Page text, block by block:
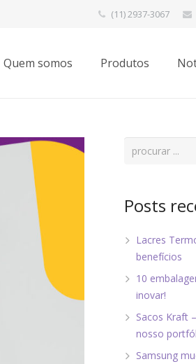
(11) 2937-3067
Quem somos Produtos
Posts
Lacres
benefícios
10
inovar!
Sacos Kraft
nosso
Samsung